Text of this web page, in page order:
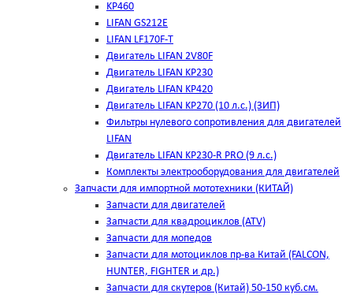
KP460
LIFAN GS212E
LIFAN LF170F-T
Двигатель LIFAN 2V80F
Двигатель LIFAN KP230
Двигатель LIFAN KP420
Двигатель LIFAN KP270 (10 л.с.) (ЗИП)
Фильтры нулевого сопротивления для двигателей
LIFAN
Двигатель LIFAN KP230-R PRO (9 л.с.)
Комплекты электрооборудования для двигателей
Запчасти для импортной мототехники (КИТАЙ)
Запчасти для двигателей
Запчасти для квадроциклов (ATV)
Запчасти для мопедов
Запчасти для мотоциклов пр-ва Китай (FALCON,
HUNTER, FIGHTER и др.)
Запчасти для скутеров (Китай) 50-150 куб.см.